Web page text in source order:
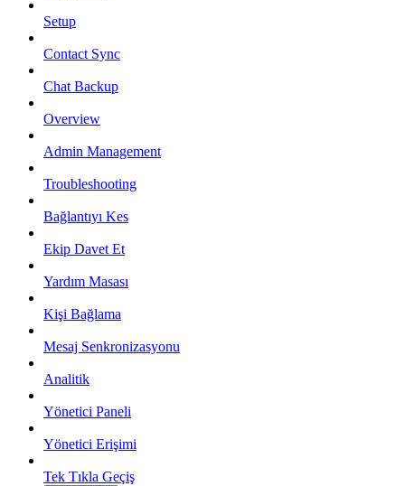
Setup
Contact Sync
Chat Backup
Overview
Admin Management
Troubleshooting
Bağlantıyı Kes
Ekip Davet Et
Yardım Masası
Kişi Bağlama
Mesaj Senkronizasyonu
Analitik
Yönetici Paneli
Yönetici Erişimi
Tek Tıkla Geçiş